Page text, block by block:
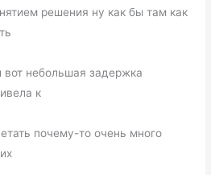
решения ну как бы там как
вот небольшая задержка
к
почему-то очень много